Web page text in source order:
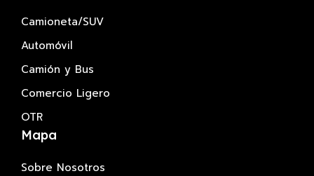
Camioneta/SUV
Automóvil
Camión y Bus
Comercio Ligero
OTR
Mapa
Sobre Nosotros